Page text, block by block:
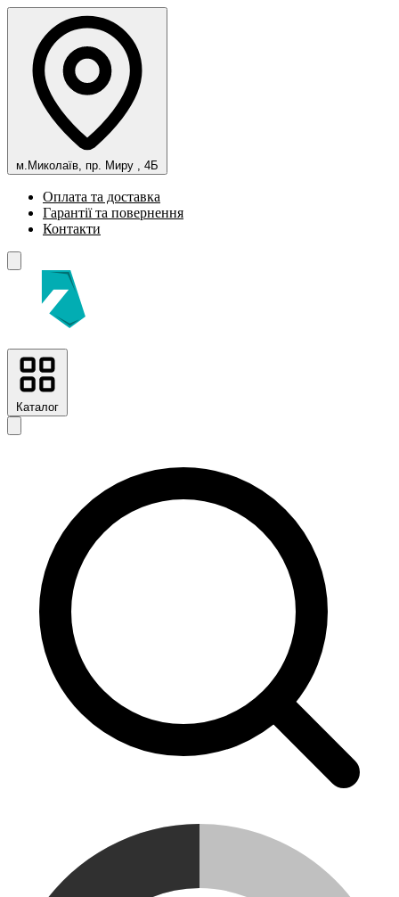
м.Миколаїв, пр. Миру , 4Б
Оплата та доставка
Гарантії та повернення
Контакти
Каталог